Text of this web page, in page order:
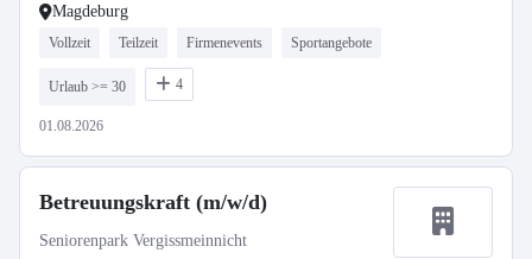
Magdeburg
Vollzeit Teilzeit Firmenevents Sportangebote
Urlaub >= 30 4
01.08.2026
Betreuungskraft (m/w/d)
Seniorenpark Vergissmeinnicht